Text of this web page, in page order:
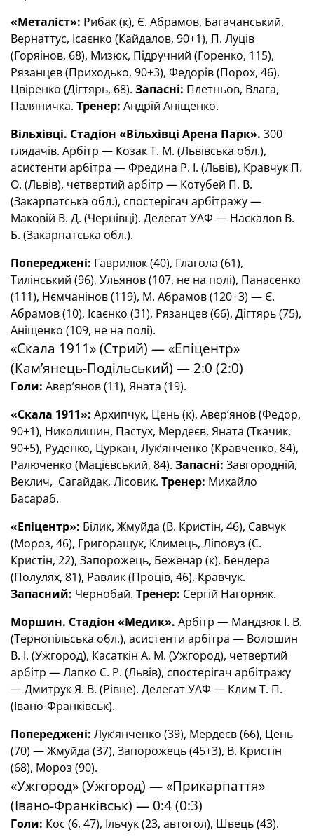
«Металіст»: Рибак (к), Є. Абрамов, Багачанський,
Вернаттус, Ісаєнко (Кайдалов, 90+1), П. Луців
(Горяінов, 68), Мизюк, Підручний (Горенко, 115),
Рязанцев (Приходько, 90+3), Федорів (Порох, 46),
Цвіренко (Дігтярь, 68). Запасні: Плетньов, Влага,
Паляничка. Тренер: Андрій Аніщенко.
Вільхівці. Стадіон «Вільхівці Арена Парк». 300
глядачів. Арбітр — Козак Т. М. (Львівська обл.),
асистенти арбітра — Фредина Р. І. (Львів), Кравчук П.
О. (Львів), четвертий арбітр — Котубей П. В.
(Закарпатська обл.), спостерігач арбітражу —
Маковій В. Д. (Чернівці). Делегат УАФ — Наскалов В.
Б. (Закарпатська обл.).
Попереджені: Гаврилюк (40), Глагола (61),
Тилінський (96), Ульянов (107, не на полі), Панасенко
(111), Нємчанінов (119), М. Абрамов (120+3) — Є.
Абрамов (10), Ісаєнко (31), Рязанцев (66), Дігтярь (75),
Аніщенко (109, не на полі).
«Скала 1911» (Стрий) — «Епіцентр»
(Кам’янець-Подільський) — 2:0 (2:0)
Голи: Авер’янов (11), Яната (19).
«Скала 1911»: Архипчук, Цень (к), Авер’янов (Федор,
90+1), Николишин, Пастух, Мердеєв, Яната (Ткачик,
90+5), Руденко, Цуркан, Лук’янченко (Кравченко, 84),
Ралюченко (Мацієвський, 84). Запасні: Завгородній,
Веклич, Сагайдак, Лісовик. Тренер: Михайло
Басараб.
«Епіцентр»: Білик, Жмуйда (В. Кристін, 46), Савчук
(Мороз, 46), Григоращук, Климець, Ліповуз (С.
Кристін, 22), Запорожець, Беженар (к), Бендера
(Полулях, 81), Равлик (Проців, 46), Кравчук.
Запасний: Чернобай. Тренер: Сергій Нагорняк.
Моршин. Стадіон «Медик». Арбітр — Мандзюк І. В.
(Тернопільська обл.), асистенти арбітра — Волошин
В. І. (Ужгород), Касаткін А. М. (Ужгород), четвертий
арбітр — Лапко С. Р. (Львів), спостерігач арбітражу
— Дмитрук Я. В. (Рівне). Делегат УАФ — Клим Т. П.
(Івано-Франківськ).
Попереджені: Лук’янченко (39), Мердеєв (66), Цень
(70) — Жмуйда (37), Запорожець (45+3), В. Кристін
(68), Мороз (90).
«Ужгород» (Ужгород) — «Прикарпаття»
(Івано-Франківськ) — 0:4 (0:3)
Голи: Кос (6, 47), Ільчук (23, автогол), Швець (43).